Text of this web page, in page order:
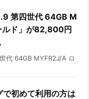
第四世代 64GB M
ルド」が82,800円
代 64GB MYFR2J/A ロ
初めて利用の方は